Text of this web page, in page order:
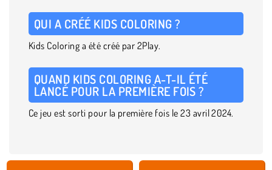
QUI A CRÉÉ KIDS COLORING ?
Kids Coloring a été créé par 2Play.
QUAND KIDS COLORING A-T-IL ÉTÉ
LANCÉ POUR LA PREMIÈRE FOIS ?
Ce jeu est sorti pour la première fois le 23 avril 2024.